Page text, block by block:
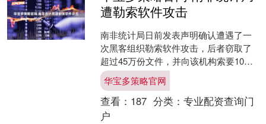
遭勒索软件攻击
南非统计局日前发表声明确认遭遇了一
次黑客组织勒索软件攻击，后者窃取了
超过45万份文件，并向该机构索要10万
美元赎金。 据南非媒体报道，一个名为
XP95的黑客组织....
华宝多策略官网
查看： 187 分类： 专业配资查询门
户